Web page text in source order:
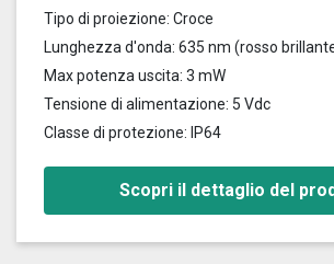
Tipo di proiezione: Croce
Lunghezza d'onda: 635 nm (rosso
Max potenza uscita: 3 mW
Tensione di alimentazione: 5 Vdc
Classe di protezione: IP64
Scopri il dettaglio del